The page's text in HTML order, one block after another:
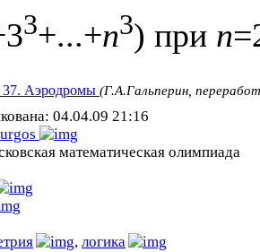
3+...+n3) при n
Аэродромы (Г.А.Гальперин,
04.04.09 21:16
математическая олимпиада
, логика